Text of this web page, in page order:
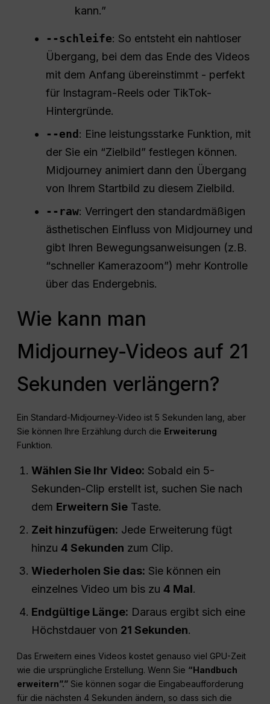
kann.”
--schleife: So entsteht ein nahtloser
Übergang, bei dem das Ende des Videos
mit dem Anfang übereinstimmt - perfekt
für Instagram-Reels oder TikTok-
Hintergründe.
--end : Eine leistungsstarke Funktion, mit
der Sie ein “Zielbild” festlegen können.
Midjourney animiert dann den Übergang
von Ihrem Startbild zu diesem Zielbild.
--raw: Verringert den standardmäßigen
ästhetischen Einfluss von Midjourney und
gibt Ihren Bewegungsanweisungen (z.B.
“schneller Kamerazoom”) mehr Kontrolle
über das Endergebnis.
Wie kann man
Midjourney-Videos auf 21
Sekunden verlängern?
Ein Standard-Midjourney-Video ist 5 Sekunden lang, aber
Sie können Ihre Erzählung durch die Erweiterung
Funktion.
Wählen Sie Ihr Video: Sobald ein 5-
Sekunden-Clip erstellt ist, suchen Sie nach
dem Erweitern Sie Taste.
Zeit hinzufügen: Jede Erweiterung fügt
hinzu4 Sekunden zum Clip.
Wiederholen Sie das: Sie können ein
einzelnes Video um bis zu4 Mal.
Endgültige Länge: Daraus ergibt sich eine
Höchstdauer von 21 Sekunden.
Das Erweitern eines Videos kostet genauso viel GPU-Zeit
wie die ursprüngliche Erstellung. Wenn Sie “Handbuch
erweitern”.” Sie können sogar die Eingabeaufforderung
für die nächsten 4 Sekunden ändern, so dass sich die